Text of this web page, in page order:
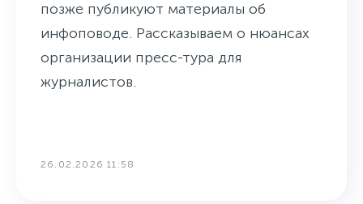
позже публикуют материалы об
инфоповоде. Рассказываем о нюансах
организации пресс-тура для
журналистов.
26.02.2026 11:58